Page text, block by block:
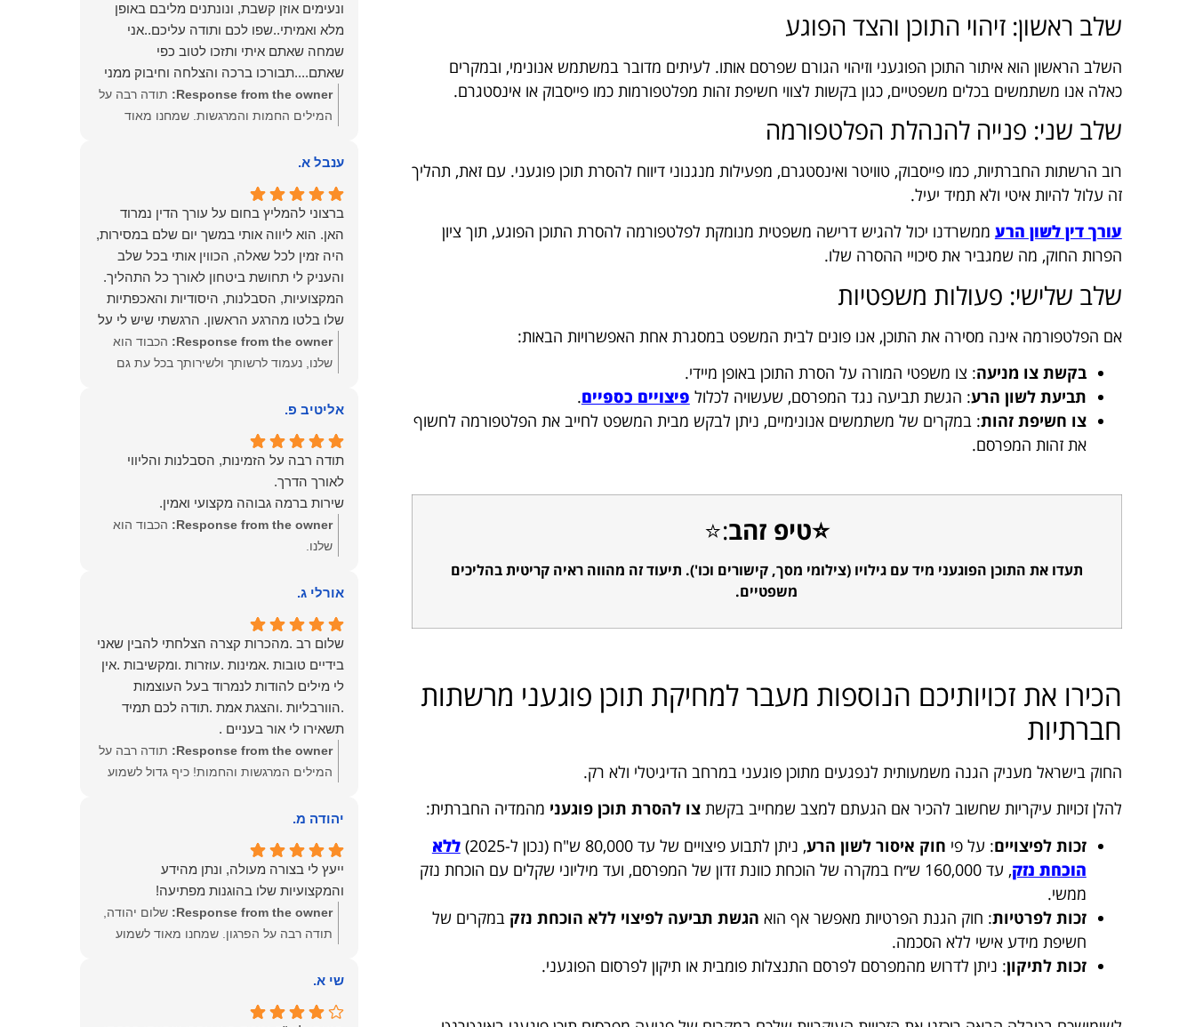
שלב ראשון: זיהוי התוכן והצד הפוגע
השלב הראשון הוא איתור התוכן הפוגעני וזיהוי הגורם שפרסם אותו. לעיתים מדובר במשתמש אנונימי, ובמקרים
כאלה אנו משתמשים בכלים משפטיים, כגון בקשות לצווי חשיפת זהות מפלטפורמות כמו פייסבוק או אינסטגרם.
שלב שני: פנייה להנהלת הפלטפורמה
רוב הרשתות החברתיות, כמו פייסבוק, טוויטר ואינסטגרם, מפעילות מנגנוני דיווח להסרת תוכן פוגעני. עם זאת, תהליך
זה עלול להיות איטי ולא תמיד יעיל.
עורך דין לשון הרע ממשרדנו יכול להגיש דרישה משפטית מנומקת לפלטפורמה להסרת התוכן הפוגע, תוך ציון
הפרות החוק, מה שמגביר את סיכויי ההסרה שלו.
שלב שלישי: פעולות משפטיות
אם הפלטפורמה אינה מסירה את התוכן, אנו פונים לבית המשפט במסגרת אחת האפשרויות הבאות:
בקשת צו מניעה: צו משפטי המורה על הסרת התוכן באופן מיידי.
תביעת לשון הרע: הגשת תביעה נגד המפרסם, שעשויה לכלול פיצויים כספיים.
צו חשיפת זהות: במקרים של משתמשים אנונימיים, ניתן לבקש מבית המשפט לחייב את הפלטפורמה לחשוף
את זהות המפרסם.
⭐טיפ זהב:⭐
תעדו את התוכן הפוגעני מיד עם גילויו (צילומי מסך, קישורים וכו'). תיעוד זה מהווה ראיה קריטית בהליכים
משפטיים.
הכירו את זכויותיכם הנוספות מעבר למחיקת תוכן פוגעני מרשתות
חברתיות
החוק בישראל מעניק הגנה משמעותית לנפגעים מתוכן פוגעני במרחב הדיגיטלי ולא רק.
להלן זכויות עיקריות שחשוב להכיר אם הגעתם למצב שמחייב בקשתצו להסרת תוכן פוגעני מהמדיה החברתית:
זכות לפיצויים: על פי חוק איסור לשון הרע, ניתן לתבוע פיצויים של עד 80,000 ש"ח (נכון ל-2025)
ללא
הוכחת נזק
, עד 160,000 ש״ח במקרה של הוכחת כוונת זדון של המפרסם, ועד מיליוני שקלים עם הוכחת נזק
ממשי.
זכות לפרטיות: חוק הגנת הפרטיות מאפשר אף הוא הגשת תביעה לפיצוי ללא הוכחת נזק במקרים של
חשיפת מידע אישי ללא הסכמה.
זכות לתיקון: ניתן לדרוש מהמפרסם לפרסם התנצלות פומבית או תיקון לפרסום הפוגעני.
ונעימים אוזן קשבת, ונונתנים מליבם באופן
מלא ואמיתי..שפו לכם ותודה עליכם..אני
שמחה שאתם איתי ותזכו לטוב כפי
שאתם....תבורכו ברכה והצלחה וחיבוק ממני
🙂😘💓
Response from the owner:
תודה רבה על
המילים החמות והמרגשות. שמחנו מאוד
שנתת בנו ונמשיך לעמוד לצידך וללוות אותך
הצלחה, ברכה ובשורות טובות. שמעון האן
משרד עורכי דין ונוטריון
ענבל א.
ברצוני להמליץ בחום על עורך הדין נמרוד
האן. הוא ליווה אותי במשך יום שלם במסירות,
היה זמין לכל שאלה, הכווין אותי בכל שלב
והעניק לי תחושת ביטחון לאורך כל התהליך.
המקצועיות, הסבלנות, היסודיות והאכפתיות
שלו בלטו מהרגע הראשון. הרגשתי שיש לי על
מי לסמוך, ואני ממליצה עליו מכל הלב לכל מי
שמחפש עורך דין מקצועי, אמין ומסור.
Response from the owner:
הכבוד הוא
שלנו, נעמוד לרשותך ולשירותך בכל עת גם
אליטיב פ.
תודה רבה על הזמינות, הסבלנות והליווי
שירות ברמה גבוהה מקצועי ואמין.
Response from the owner:
הכבוד הוא
שלנו.
אורלי ג.
שלום רב .מהכרות קצרה הצלחתי להבין שאני
בידיים טובות .אמינות .עוזרות .ומקשיבות .אין
לי מילים להודות לנמרוד בעל העוצמות
.הוורבליות .והצגת אמת .תודה לכם תמיד
תשאירו לי אור בעניים .
Response from the owner:
תודה רבה על
המילים המרגשות והחמות! כיף גדול לשמוע
שווה את הכל. נשמח תמיד לעמוד לרשותך!
יהודה מ.
ייעץ לי בצורה מעולה, ונתן מהידע
והמקצועיות שלו בהוגנות מפתיעה!
Response from the owner:
שלום יהודה,
תודה רבה על הפרגון. שמחנו מאוד לשמוע
הוגנות ומקצועיות הן מעל הכל. נשמח תמיד
שי א.